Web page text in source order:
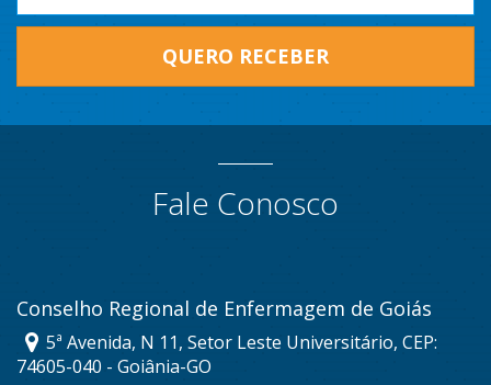
QUERO RECEBER
Fale Conosco
Conselho Regional de Enfermagem de Goiás
5ª Avenida, N 11, Setor Leste Universitário, CEP:
74605-040 - Goiânia-GO